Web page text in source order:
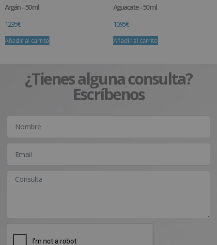
Argán – 50 ml
12.95€
Añadir al carrito
Aguacate – 50 ml
10.95€
Añadir al carrito
¿Tienes alguna consulta?
Escríbenos